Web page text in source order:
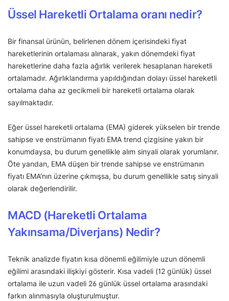
Üssel Hareketli Ortalama oranı nedir?
Bir finansal ürünün, belirlenen dönem içerisindeki fiyat
hareketlerinin ortalaması alınarak, yakın dönemdeki fiyat
hareketlerine daha fazla ağırlık verilerek hesaplanan hareketli
ortalamadır. Ağırlıklandırma yapıldığından dolayı üssel hareketli
ortalama daha az gecikmeli bir hareketli ortalama olarak
sayılmaktadır.
Eğer üssel hareketli ortalama (EMA) giderek yükselen bir trende
sahipse ve enstrümanın fiyatı EMA trend çizgisine yakın bir
konumdaysa, bu durum genellikle alım sinyali olarak yorumlanır.
Öte yandan, EMA düşen bir trende sahipse ve enstrümanın
fiyatı EMA’nın üzerine çıkmışsa, bu durum genellikle satış sinyali
olarak değerlendirilir.
MACD (Hareketli Ortalama
Yakınsama/Diverjans) Nedir?
Teknik analizde fiyatın kısa dönemli eğilimiyle uzun dönemli
eğilimi arasındaki ilişkiyi gösterir. Kısa vadeli (12 günlük) üssel
ortalama ile uzun vadeli 26 günlük üssel ortalama arasındaki
farkın alınmasıyla oluşturulmuştur.